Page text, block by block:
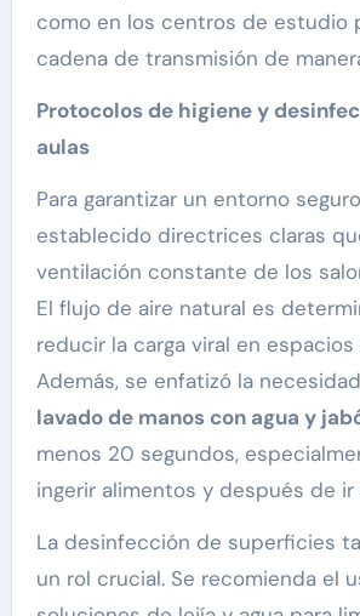
como en los centros de estudio
cadena de transmisión de
Protocolos de higiene y
aulas
Para garantizar un entorno
establecido directrices claras
ventilación constante de los
El flujo de aire natural es
reducir la carga viral en espacios
Además, se enfatizó la
lavado de manos con agua y
menos 20 segundos,
ingerir alimentos y después de ir
La desinfección de superficies
un rol crucial. Se recomienda el